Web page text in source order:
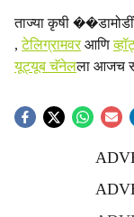
ताज्या कृषी
,टेलिग्रामवरआणि
यूट्यूब चॅनेलला आजच